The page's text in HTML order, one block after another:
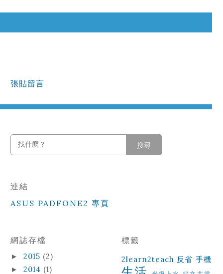
張貼留言
搜尋
連結
ASUS PADFONE2 專頁
網誌存檔
►2015 (2)
►2014 (1)
標籤
2learn2teach 反省 手機